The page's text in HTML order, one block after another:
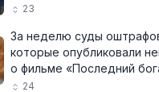
23
За неделю суды
которые опубликовали
о фильме «Последний
24